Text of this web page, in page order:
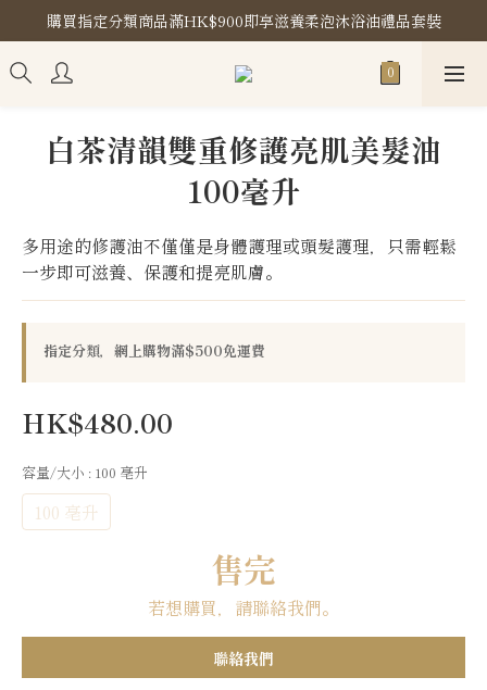
購買指定分類商品滿HK$900即享滋養柔泡沐浴油禮品套裝
購買指定分類商品滿HK$900即享滋養柔泡沐浴油禮品套裝
門市地址
白茶清韻雙重修護亮肌美髮油
100毫升
多用途的修護油不僅僅是身體護理或頭髮護理，只需輕鬆
一步即可滋養、保護和提亮肌膚。
指定分類，網上購物滿$500免運費
HK$480.00
容量/大小 : 100 亳升
100 亳升
售完
若想購買，請聯絡我們。
聯絡我們